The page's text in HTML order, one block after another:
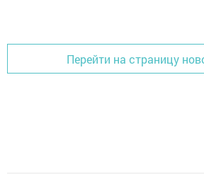
Перейти на страницу